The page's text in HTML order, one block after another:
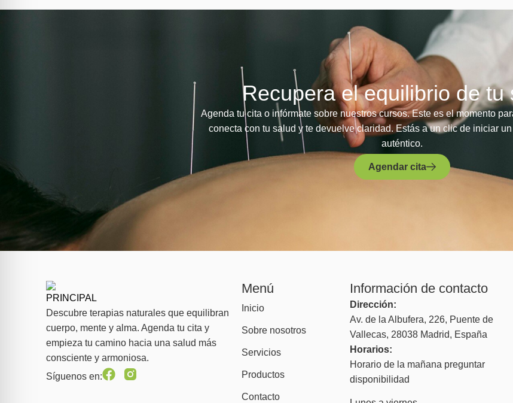
Recupera el equilibrio de tu
Agenda tu cita o infórmate sobre nuestros cursos. Este es el momento
conecta con tu salud y te devuelve claridad. Estás a un clic de iniciar
auténtico.
Agendar cita
Descubre terapias naturales que equilibran
cuerpo, mente y alma. Agenda tu cita y
empieza tu camino hacia una salud más
consciente y armoniosa.
Síguenos en:
Menú
Inicio
Sobre nosotros
Servicios
Productos
Contacto
Información de contacto
Dirección:
Av. de la Albufera, 226, Puente de
Vallecas, 28038 Madrid, España
Horarios:
Horario de la mañana preguntar
disponibilidad